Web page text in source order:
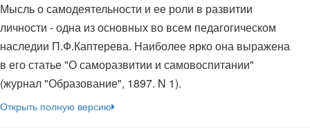
Мысль о самодеятельности и ее роли в развитии
личности - одна из основных во всем педагогическом
наследии П.Ф.Каптерева. Наиболее ярко она выражена
в его статье "О саморазвитии и самовоспитании"
(журнал "Образование", 1897. N 1).
Открыть полную версию